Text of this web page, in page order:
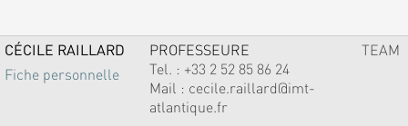
CÉCILE RAILLARD
Fiche personnelle
PROFESSEURE
Tel. : +33 2 52 85 86 24
Mail : cecile.raillard@imt-
atlantique.fr
TEAM